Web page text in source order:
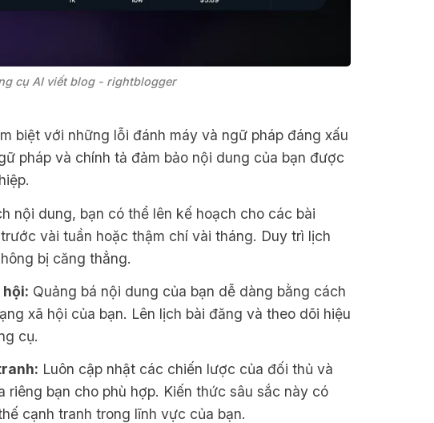
cụ AI viết blog - rightblogger
biệt với những lỗi đánh máy và ngữ pháp đáng xấu
pháp và chính tả đảm bảo nội dung của bạn được
nội dung, bạn có thể lên kế hoạch cho các bài
vài tuần hoặc thậm chí vài tháng. Duy trì lịch
bị căng thẳng.
hội: Quảng bá nội dung của bạn dễ dàng bằng cách
xã hội của bạn. Lên lịch bài đăng và theo dõi hiệu
cụ.
Luôn cập nhật các chiến lược của đối thủ và
riêng bạn cho phù hợp. Kiến thức sâu sắc này có
cạnh tranh trong lĩnh vực của bạn.